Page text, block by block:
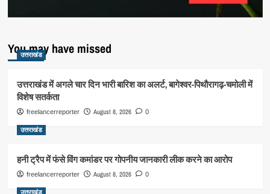
You may have missed
उत्तराखंड
उत्तराखंड में अगले चार दिन भारी बारिश का अलर्ट, बागेश्वर-पिथौरागढ़-चमोली में
विशेष सतर्कता
freelancerreporter August 8, 2026 0
उत्तराखंड
हनी ट्रैप में फंसे विंग कमांडर पर गोपनीय जानकारी लीक करने का आरोप
freelancerreporter August 8, 2026 0
उत्तराखंड